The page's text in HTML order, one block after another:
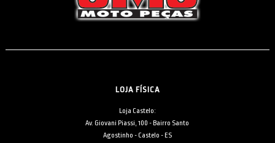
LOJA FÍSICA
Loja Castelo:
Av. Giovani Piassi, 100 - Bairro Santo
Agostinho - Castelo - ES